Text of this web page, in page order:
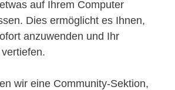
auf Ihrem Computer
Dies ermöglicht es Ihnen,
anzuwenden und Ihr
wir eine Community-Sektion,